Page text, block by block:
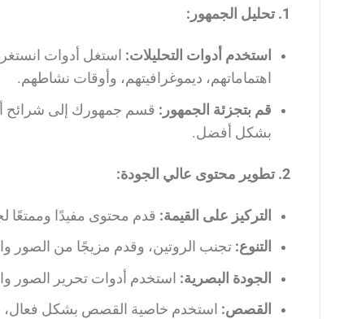
1. تحليل الجمهور:
استخدم أدوات التحليلات: استغل أدوات
اهتماماتهم، ديموغرافيتهم، وأوقات نشاطهم.
قم بتجزئة الجمهور: قسم جمهورك إلى شرائح
بشكل أفضل.
2. تطوير محتوى عالي الجودة:
التركيز على القيمة: قدم محتوى مفيدًا وممتعًا
التنوع: تجنب الروتين، وقدم مزيجًا من الصور
الجودة البصرية: استخدم أدوات تحرير الصور
القصص: استخدم خاصية القصص بشكل فعال،